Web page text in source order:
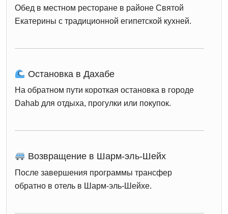
Обед в местном ресторане в районе Святой
Екатерины с традиционной египетской кухней.
Остановка в Дахабе
На обратном пути короткая остановка в городе
Dahab для отдыха, прогулки или покупок.
Возвращение в Шарм-эль-Шейх
После завершения программы трансфер
обратно в отель в Шарм-эль-Шейхе.